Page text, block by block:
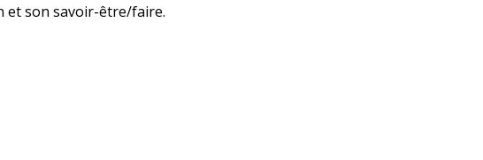
et son savoir-être/faire.